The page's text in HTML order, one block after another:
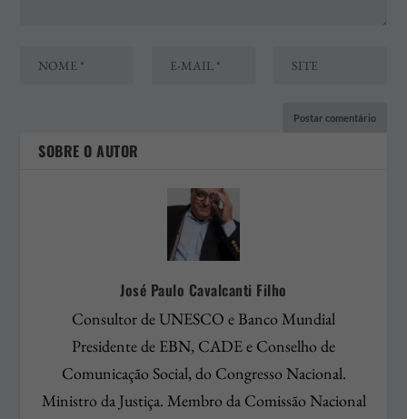
SOBRE O AUTOR
José Paulo Cavalcanti Filho
Consultor de UNESCO e Banco Mundial
Presidente de EBN, CADE e Conselho de
Comunicação Social, do Congresso Nacional.
Ministro da Justiça. Membro da Comissão Nacional